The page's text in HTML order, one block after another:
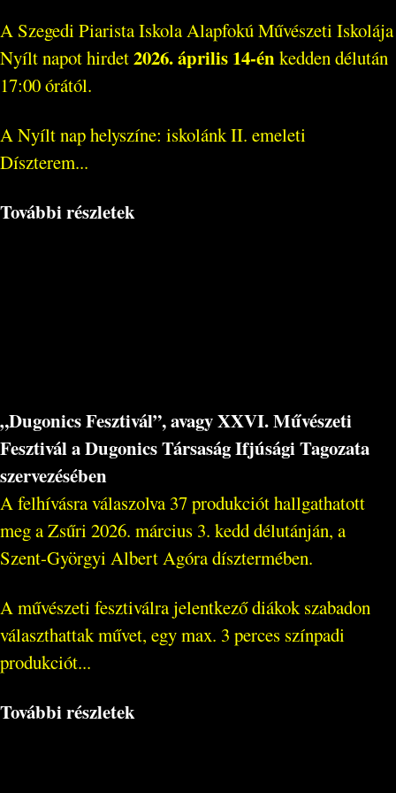
A Szegedi Piarista Iskola Alapfokú Művészeti Iskolája
Nyílt napot hirdet2026. április 14-énkedden délután
17:00 órától.
A Nyílt nap helyszíne: iskolánk II. emeleti
Díszterem...
További részletek
„Dugonics Fesztivál”, avagy XXVI. Művészeti
Fesztivál a Dugonics Társaság Ifjúsági Tagozata
szervezésében
A felhívásra válaszolva 37 produkciót hallgathatott
meg a Zsűri 2026. március 3. kedd délutánján, a
Szent-Györgyi Albert Agóra dísztermében.
A művészeti fesztiválra jelentkező diákok szabadon
választhattak művet, egy max. 3 perces színpadi
produkciót...
További részletek